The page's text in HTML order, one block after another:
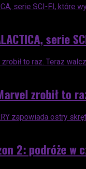
serie
Marvel zrobił
2: podróże